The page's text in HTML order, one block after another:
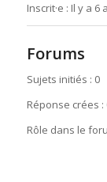
Inscrit·e : Il y a
Forums
Sujets initiés : 0
Réponse crées :
Rôle dans le